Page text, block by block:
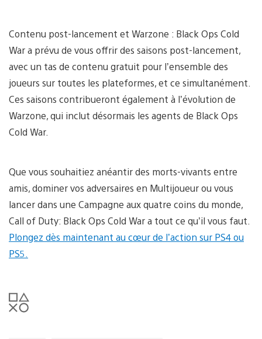
Contenu post-lancement et Warzone : Black Ops Cold
War a prévu de vous offrir des saisons post-lancement,
avec un tas de contenu gratuit pour l’ensemble des
joueurs sur toutes les plateformes, et ce simultanément.
Ces saisons contribueront également à l’évolution de
Warzone, qui inclut désormais les agents de Black Ops
Cold War.
Que vous souhaitiez anéantir des morts-vivants entre
amis, dominer vos adversaires en Multijoueur ou vous
lancer dans une Campagne aux quatre coins du monde,
Call of Duty: Black Ops Cold War a tout ce qu’il vous faut.
Plongez dès maintenant au cœur de l’action sur PS4 ou
PS5.